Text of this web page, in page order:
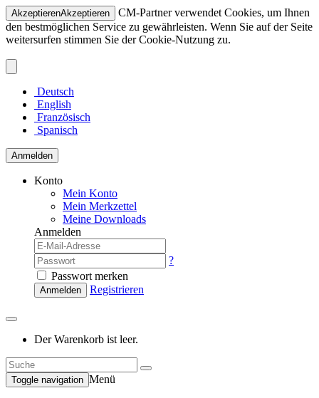
AkzeptierenAkzeptieren
CM-Partner verwendet Cookies, um Ihnen
den bestmöglichen Service zu gewährleisten. Wenn Sie auf der Seite
weitersurfen stimmen Sie der Cookie-Nutzung zu.
Deutsch
English
Französisch
Spanisch
Anmelden
Konto
Mein Konto
Mein Merkzettel
Meine Downloads
Anmelden
?
Passwort merken
Anmelden Registrieren
Der Warenkorb ist leer.
Toggle navigation Menü